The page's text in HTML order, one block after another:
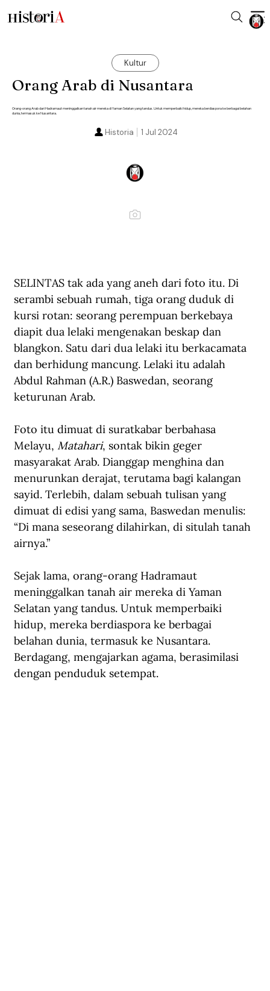
Kultur
Orang Arab di Nusantara
Orang-orang Arab dari Hadramaut meninggalkan tanah air mereka di Yaman Selatan yang tandus. Untuk memperbaiki hidup, mereka berdiaspora ke berbagai belahan
dunia, termasuk ke Nusantara.
1 Jul 2024
Historia
SELINTAS tak ada yang aneh dari foto itu. Di
serambi sebuah rumah, tiga orang duduk di
kursi rotan: seorang perempuan berkebaya
diapit dua lelaki mengenakan beskap dan
blangkon. Satu dari dua lelaki itu berkacamata
dan berhidung mancung. Lelaki itu adalah
Abdul Rahman (A.R.) Baswedan, seorang
keturunan Arab.
Foto itu dimuat di suratkabar berbahasa
Melayu, Matahari, sontak bikin geger
masyarakat Arab. Dianggap menghina dan
menurunkan derajat, terutama bagi kalangan
sayid. Terlebih, dalam sebuah tulisan yang
dimuat di edisi yang sama, Baswedan menulis:
“Di mana seseorang dilahirkan, di situlah tanah
airnya.”
Sejak lama, orang-orang Hadramaut
meninggalkan tanah air mereka di Yaman
Selatan yang tandus. Untuk memperbaiki
hidup, mereka berdiaspora ke berbagai
belahan dunia, termasuk ke Nusantara.
Berdagang, mengajarkan agama, berasimilasi
dengan penduduk setempat.